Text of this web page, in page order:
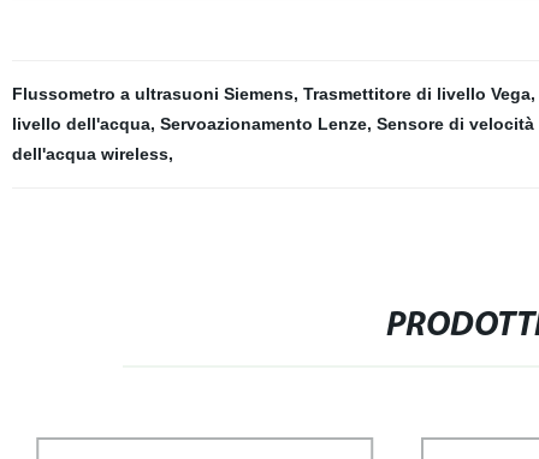
Flussometro a ultrasuoni Siemens, Trasmettitore di livello Vega,
livello dell'acqua, Servoazionamento Lenze, Sensore di velocità
dell'acqua wireless,